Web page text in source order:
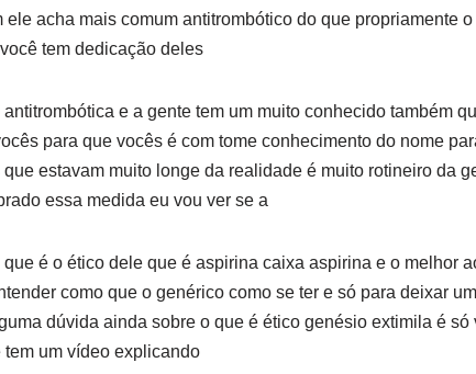
ele acha mais comum antitrombótico do que propriamente
tem dedicação deles
e a gente tem um muito conhecido também
para que vocês é com tome conhecimento do nome
estavam muito longe da realidade é muito rotineiro da
essa medida eu vou ver se a
é o ético dele que é aspirina caixa aspirina e o melhor
como que o genérico como se ter e só para deixar
dúvida ainda sobre o que é ético genésio extimila é
um vídeo explicando